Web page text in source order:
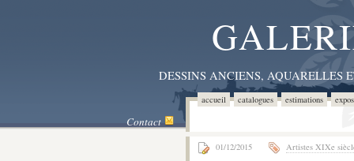
DESSINS ANCIENS,
accueil catalogues estimations
Contact
01/12/2015 Artistes XIXe